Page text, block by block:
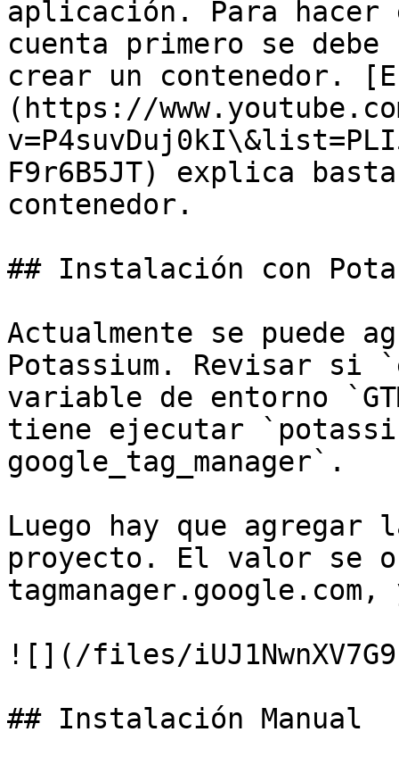
aplicación. Para
cuenta primero se
crear un contenedor.
(https://
F9r6B5JT) explica
contenedor.
## Instalación con
Actualmente se puede
Potassium. Revisar si
variable de entorno
tiene ejecutar
google_tag_manager`.
Luego hay que
proyecto. El valor se
tagmanager.google.com,
![](/files/
## Instalación Manual